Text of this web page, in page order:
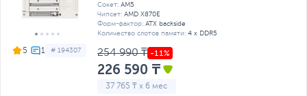
5 # 194307
Сокет: AM5
Чипсет: AMD X870E
Форм-фактор: ATX backside
Количество слотов памяти: 4 x DDR5
254 990 ₸
226 590 ₸
37 765 ₸ x 6 мес